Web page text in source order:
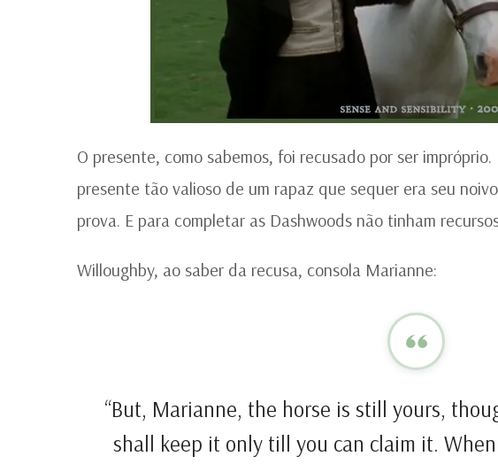
O presente, como sabemos, foi recusado por ser
presente tão valioso de um rapaz que sequer era seu
prova. E para completar as Dashwoods não tinham
Willoughby, ao saber da recusa, consola Marianne:
“But, Marianne, the horse is still yours,
shall keep it only till you can claim it.